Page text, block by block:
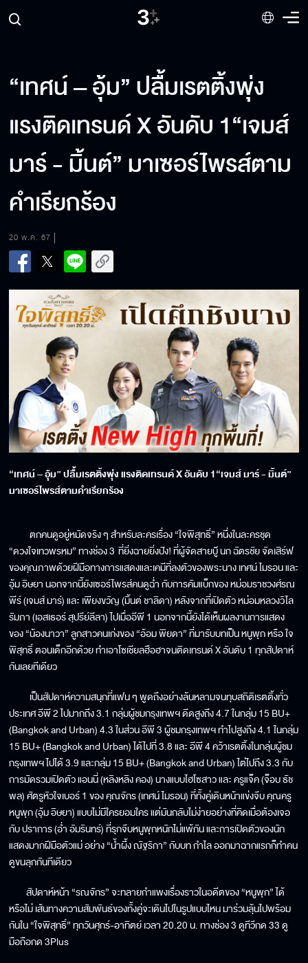
“เทศน์ – อุ้ม” ปลื้มเรตติ้งพุ่ง
แรงติดเทรนด์ X อันดับ 1“เจมส์
มาร์ - มิ้นต์” มาเซอร์ไพรส์ตาม
คำเรียกร้อง
20 พ.ค. 67
“เทศน์ – อุ้ม” ปลื้มเรตติ้งพุ่ง แรงติดเทรนด์ X อันดับ 1“เจมส์ มาร์ - มิ้นต์”
มาเซอร์ไพรส์ตามคำเรียกร้อง
ตกคนดูอยู่หมัดจริง ๆ สำหรับละครเรื่อง “ใจพิสุทธิ์” หนึ่งในละครชุด
“ดวงใจเทวพรหม” ทางช่อง 3 ที่ยิ่งฉายยิ่งปัง! ที่ผู้จัดสายบู๊ นก ฉัตรชัย จัดเสิร์ฟ
ของคุณภาพด้วยฝีมือทางการแสดงและเคมีที่ลงตัวของพระนาง เทศน์ ไมรอน และ
อุ้ม อิษยา นอกจากนี้ยังเซอร์ไพรส์คนดูฉ่ำ กับการคัมแบ็กของ หม่อมราชวงศ์รณ
พีร์ (เจมส์ มาร์) และ เพียงขวัญ (มิ้นต์ ชาลิดา) หลังจากที่เปิดตัว หม่อมหลวงวิไล
รัมภา (เอสเธอร์ สุปรีย์ลีลา) ไปเมื่ออีพี 1 นอกจากนี้ยังได้เห็นผลงานการแสดง
ของ “น้องนาวา” ลูกสาวคนเก่งของ “อ้อม พิยดา” ที่มารับบทเป็น หนูพุก หรือ ใจ
พิสุทธิ์ ตอนเด็กอีกด้วย ทำเอาโซเชียลฮือฮาจนติดเทรนด์ X อันดับ 1 ทุกสัปดาห์
กันเลยทีเดียว
เป็นสัปดาห์ความสนุกที่แฟน ๆ พูดถึงอย่างล้นหลามจนทุบสถิติเรตติ้งทั่ว
ประเทศ อีพี 2 ไปมากถึง 3.1 กลุ่มผู้ชมกรุงเทพฯ ดีดสูงถึง 4.7 ในกลุ่ม 15 BU+
(Bangkok and Urban) 4.3 ในส่วน อีพี 3 ผู้ชมกรุงเทพฯ ทำไปสูงถึง 4.1 ในกลุ่ม
15 BU+ (Bangkok and Urban) ได้ไปที่ 3.8 และ อีพี 4 คว้าเรตติ้งในกลุ่มผู้ชม
กรุงเทพฯ ไปได้ 3.9 และกลุ่ม 15 BU+ (Bangkok and Urban) ไต่ไปถึง 3.3 กับ
การมัดรวมเปิดตัว แอนนี่ (หลิงหลิง คอง) นางแบบไฮโซสาว และ ครูแจ็ค (จ็อบ ธัช
พล) ศัตรูหัวใจเบอร์ 1 ของ คุณจักร (เทศน์ ไมรอน) ที่ทั้งคู่เดินหน้าแข่งจีบ คุณครู
หนูพุก (อุ้ม อิษยา) แบบไม่มีใครยอมใคร แต่มันกลับไม่ง่ายอย่างที่คิดเมื่อต้องเจอ
กับ ปราการ (อ่ำ อัมรินทร์) ที่รุกจีบหนูพุกหนักไม่แพ้กัน และการเปิดตัวของนัก
แสดงมากฝีมือตัวแม่ อย่าง “น้ำผึ้ง ณัฐริกา” กับบท กำไล ออกมาฉากแรกก็ทำคน
ดูขนลุกกันทีเดียว
สัปดาห์หน้า “รณจักร” จะทลายกำแพงเรื่องราวในอดีตของ “หนูพุก” ได้
หรือไม่ เส้นทางความสัมพันธ์ของทั้งคู่จะเดินไปในรูปแบบไหน มาร่วมลุ้นไปพร้อม
กันใน “ใจพิสุทธิ์” ทุกวันศุกร์-อาทิตย์ เวลา 20.20 น. ทางช่อง 3 ดูทีวีกด 33 ดู
มือถือกด 3Plus